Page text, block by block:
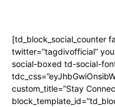
[td_block_social_counter
twitter=”tagdivofficial”
social-boxed td-social-
custom_title=”Stay